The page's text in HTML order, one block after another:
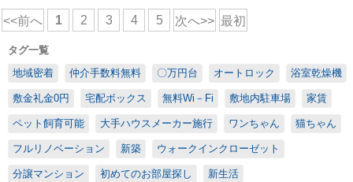
<<前へ 1 2 3 4 5 次へ>> 最初
タグ一覧
地域密着
仲介手数料無料 〇万円台 オートロック 浴室乾燥機
敷金礼金0円 宅配ボックス 無料Wi－Fi 敷地内駐車場 家賃
ペット飼育可能 大手ハウスメーカー施行 ワンちゃん 猫ちゃん
フルリノベーション 新築 ウォークインクローゼット
分譲マンション 初めてのお部屋探し 新生活